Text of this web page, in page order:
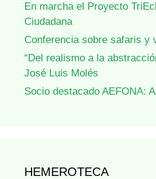
En marcha el Proyecto
Ciudadana
Conferencia sobre safaris y
“Del realismo a la
José Luis Molés
Socio destacado AEFONA:
HEMEROTECA